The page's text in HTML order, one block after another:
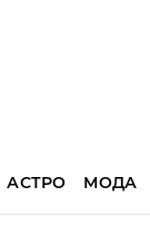
АСТРО МОДА